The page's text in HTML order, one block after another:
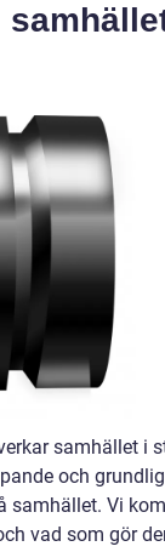
samhället i
och grundlig
samhället. Vi
vad som gör